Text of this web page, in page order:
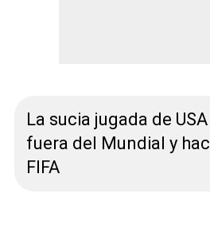
La sucia jugada de
fuera del Mundial y
FIFA